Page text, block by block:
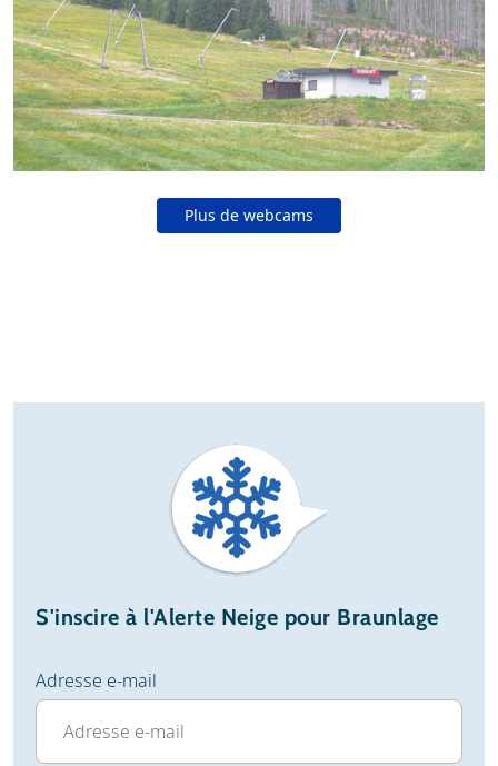
Plus de webcams
S'inscire à l'Alerte Neige pour Braunlage
Adresse e-mail